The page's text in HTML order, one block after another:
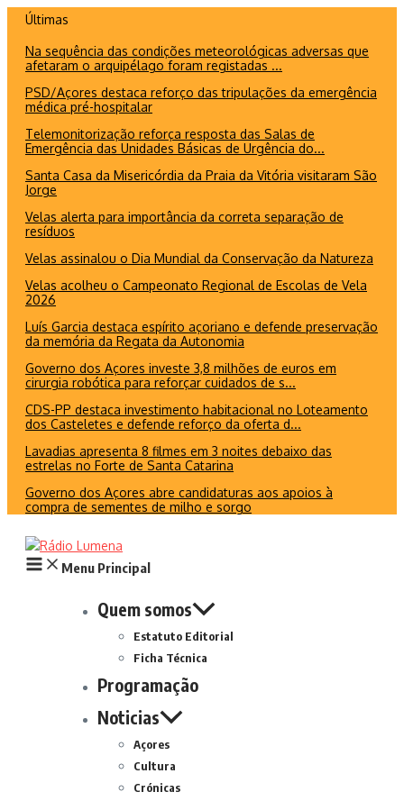
conteúdo
Últimas
Na sequência das condições meteorológicas adversas que
afetaram o arquipélago foram registadas ...
PSD/Açores destaca reforço das tripulações da emergência
médica pré-hospitalar
Telemonitorização reforça resposta das Salas de
Emergência das Unidades Básicas de Urgência do...
Santa Casa da Misericórdia da Praia da Vitória visitaram São
Jorge
Velas alerta para importância da correta separação de
resíduos
Velas assinalou o Dia Mundial da Conservação da Natureza
Velas acolheu o Campeonato Regional de Escolas de Vela
2026
Luís Garcia destaca espírito açoriano e defende preservação
da memória da Regata da Autonomia
Governo dos Açores investe 3,8 milhões de euros em
cirurgia robótica para reforçar cuidados de s...
CDS-PP destaca investimento habitacional no Loteamento
dos Casteletes e defende reforço da oferta d...
Lavadias apresenta 8 filmes em 3 noites debaixo das
estrelas no Forte de Santa Catarina
Governo dos Açores abre candidaturas aos apoios à
compra de sementes de milho e sorgo
Menu Principal
Quem somos
Estatuto Editorial
Ficha Técnica
Programação
Noticias
Açores
Cultura
Crónicas